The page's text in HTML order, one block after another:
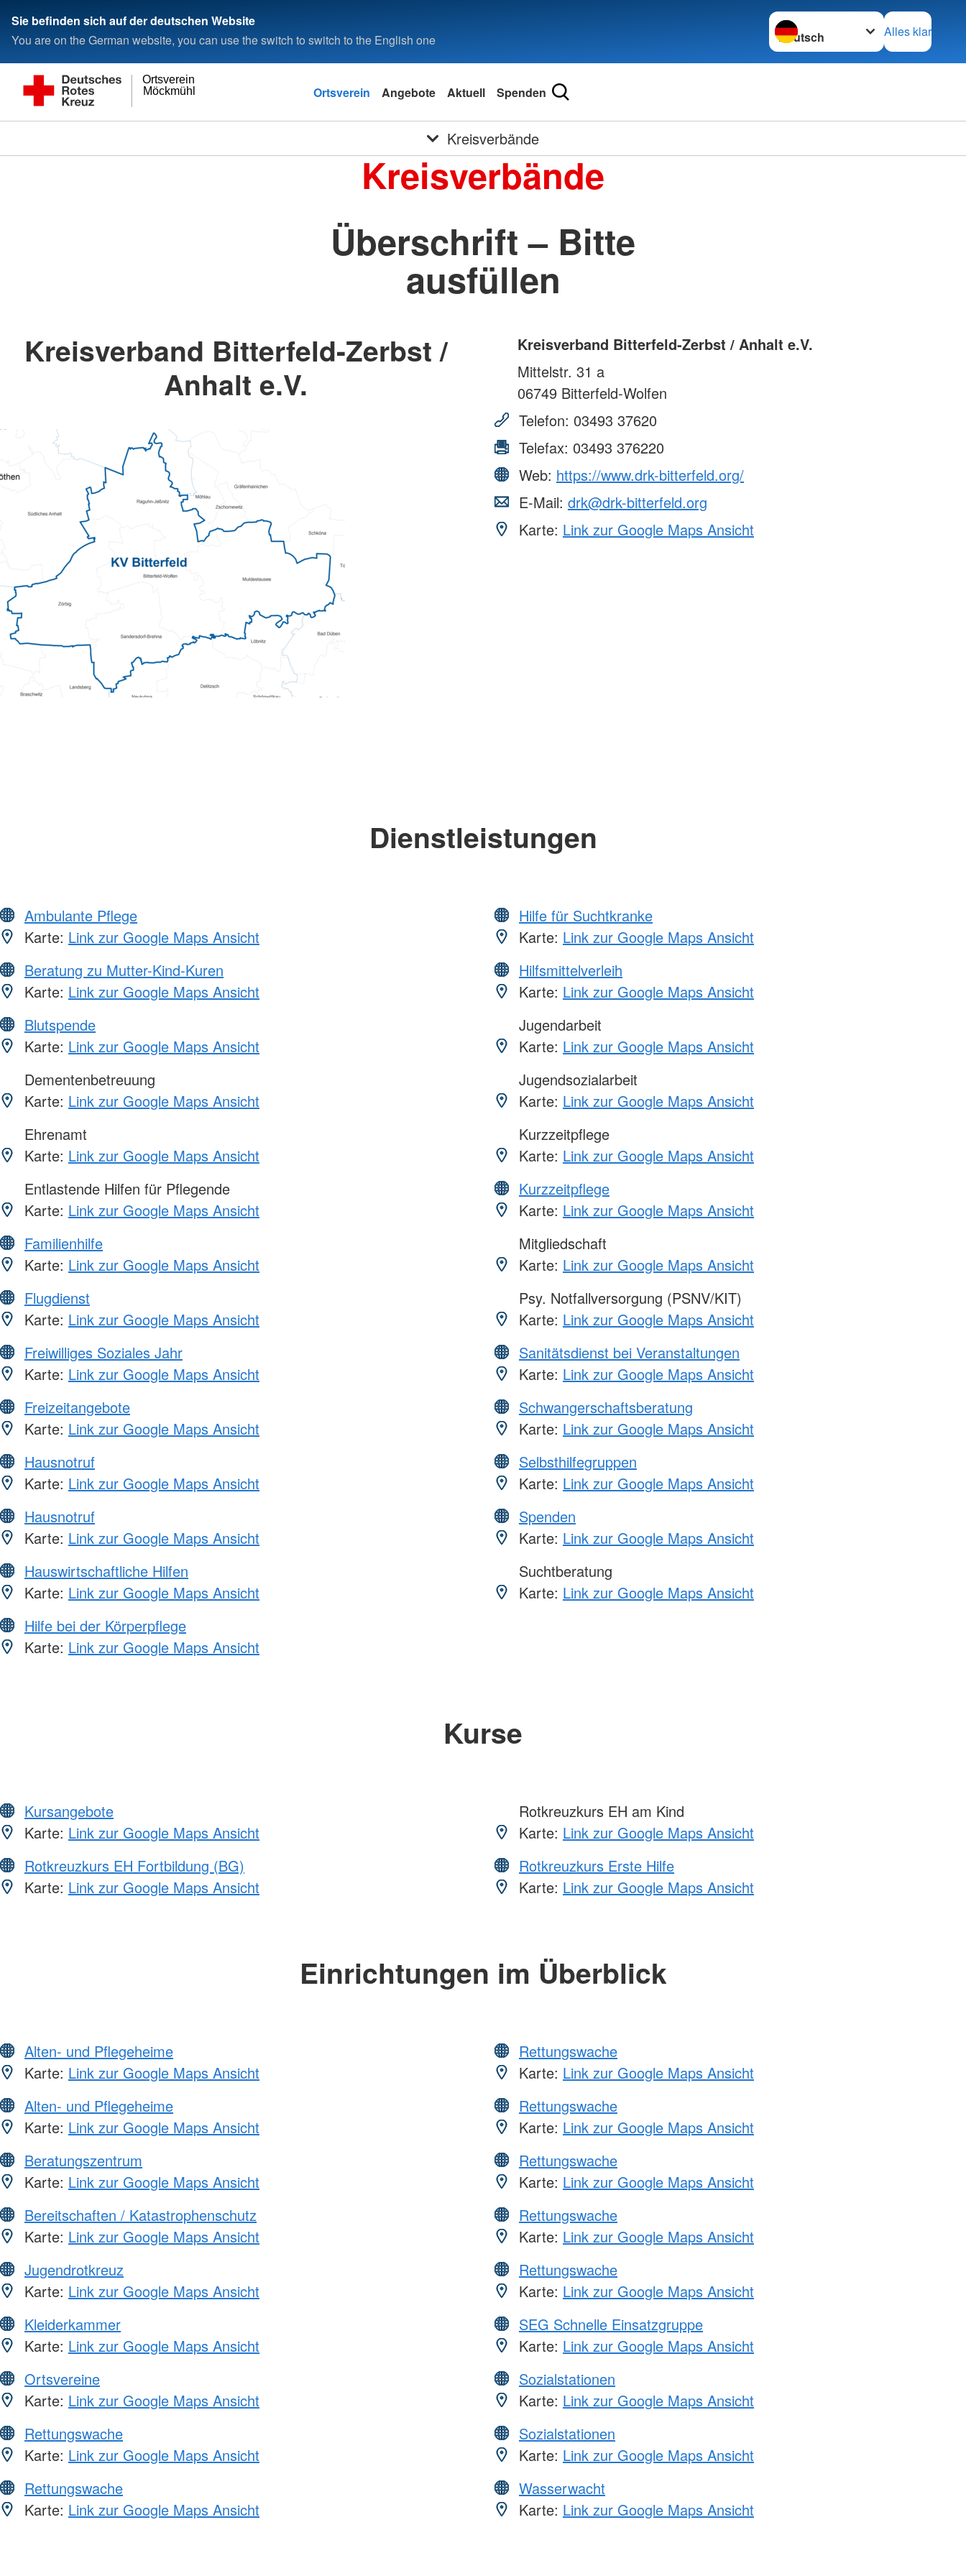
Sie befinden sich auf der deutschen Website
You are on the German website, you can use the switch to switch to the English one
Sprache wechseln zu
Alles klar
Möckmühl
Ortsverein
Ortsverein Angebote Aktuell Spenden
Kreisverbände
Kreisverbände
Überschrift – Bitte
ausfüllen
Kreisverband Bitterfeld-Zerbst /
Anhalt e.V.
Kreisverband Bitterfeld-Zerbst / Anhalt e.V.
Mittelstr. 31 a
06749 Bitterfeld-Wolfen
Telefon: 03493 37620
Telefax: 03493 376220
Web: https://www.drk-bitterfeld.org/
E-Mail: drk@drk-bitterfeld.org
Karte: Link zur Google Maps Ansicht
Dienstleistungen
Ambulante Pflege
Karte: Link zur Google Maps Ansicht
Beratung zu Mutter-Kind-Kuren
Karte: Link zur Google Maps Ansicht
Blutspende
Karte: Link zur Google Maps Ansicht
Dementenbetreuung
Karte: Link zur Google Maps Ansicht
Ehrenamt
Karte: Link zur Google Maps Ansicht
Entlastende Hilfen für Pflegende
Karte: Link zur Google Maps Ansicht
Familienhilfe
Karte: Link zur Google Maps Ansicht
Flugdienst
Karte: Link zur Google Maps Ansicht
Freiwilliges Soziales Jahr
Karte: Link zur Google Maps Ansicht
Freizeitangebote
Karte: Link zur Google Maps Ansicht
Hausnotruf
Karte: Link zur Google Maps Ansicht
Hausnotruf
Karte: Link zur Google Maps Ansicht
Hauswirtschaftliche Hilfen
Karte: Link zur Google Maps Ansicht
Hilfe bei der Körperpflege
Karte: Link zur Google Maps Ansicht
Hilfe für Suchtkranke
Karte: Link zur Google Maps Ansicht
Hilfsmittelverleih
Karte: Link zur Google Maps Ansicht
Jugendarbeit
Karte: Link zur Google Maps Ansicht
Jugendsozialarbeit
Karte: Link zur Google Maps Ansicht
Kurzzeitpflege
Karte: Link zur Google Maps Ansicht
Kurzzeitpflege
Karte: Link zur Google Maps Ansicht
Mitgliedschaft
Karte: Link zur Google Maps Ansicht
Psy. Notfallversorgung (PSNV/KIT)
Karte: Link zur Google Maps Ansicht
Sanitätsdienst bei Veranstaltungen
Karte: Link zur Google Maps Ansicht
Schwangerschaftsberatung
Karte: Link zur Google Maps Ansicht
Selbsthilfegruppen
Karte: Link zur Google Maps Ansicht
Spenden
Karte: Link zur Google Maps Ansicht
Suchtberatung
Karte: Link zur Google Maps Ansicht
Kurse
Kursangebote
Karte: Link zur Google Maps Ansicht
Rotkreuzkurs EH Fortbildung (BG)
Karte: Link zur Google Maps Ansicht
Rotkreuzkurs EH am Kind
Karte: Link zur Google Maps Ansicht
Rotkreuzkurs Erste Hilfe
Karte: Link zur Google Maps Ansicht
Einrichtungen im Überblick
Alten- und Pflegeheime
Karte: Link zur Google Maps Ansicht
Alten- und Pflegeheime
Karte: Link zur Google Maps Ansicht
Beratungszentrum
Karte: Link zur Google Maps Ansicht
Bereitschaften / Katastrophenschutz
Karte: Link zur Google Maps Ansicht
Jugendrotkreuz
Karte: Link zur Google Maps Ansicht
Kleiderkammer
Karte: Link zur Google Maps Ansicht
Ortsvereine
Karte: Link zur Google Maps Ansicht
Rettungswache
Karte: Link zur Google Maps Ansicht
Rettungswache
Karte: Link zur Google Maps Ansicht
Rettungswache
Karte: Link zur Google Maps Ansicht
Rettungswache
Karte: Link zur Google Maps Ansicht
Rettungswache
Karte: Link zur Google Maps Ansicht
Rettungswache
Karte: Link zur Google Maps Ansicht
Rettungswache
Karte: Link zur Google Maps Ansicht
SEG Schnelle Einsatzgruppe
Karte: Link zur Google Maps Ansicht
Sozialstationen
Karte: Link zur Google Maps Ansicht
Sozialstationen
Karte: Link zur Google Maps Ansicht
Wasserwacht
Karte: Link zur Google Maps Ansicht